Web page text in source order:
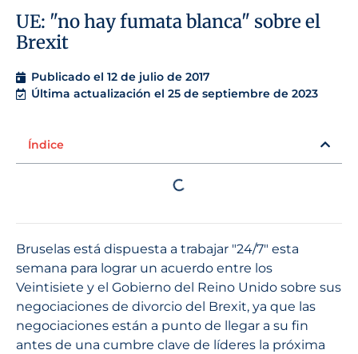
UE: "no hay fumata blanca" sobre el
Brexit
Publicado el 12 de julio de 2017
Última actualización el 25 de septiembre de 2023
Índice
Bruselas está dispuesta a trabajar "24/7″ esta
semana para lograr un acuerdo entre los
Veintisiete y el Gobierno del Reino Unido sobre sus
negociaciones de divorcio del Brexit, ya que las
negociaciones están a punto de llegar a su fin
antes de una cumbre clave de líderes la próxima